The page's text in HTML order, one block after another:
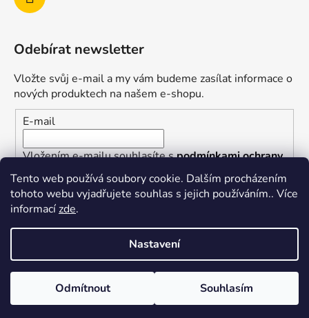
Tento web používá soubory cookie. Dalším procházením
tohoto webu vyjadřujete souhlas s jejich používáním.. Více
informacízde.
Nastavení
Odmítnout Souhlasím
Odebírat newsletter
Vložte svůj e-mail a my vám budeme zasílat informace o
nových produktech na našem e-shopu.
E-mail
Vložením e-mailu souhlasíte spodmínkami ochrany
osobních údajů
PŘIHLÁSIT SE
Vytvořil Shoptet
Copyright 2026
. Všechna práva
vyhrazena.